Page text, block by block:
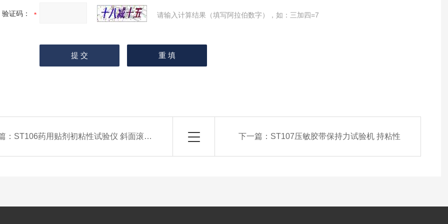
验证码： 请输入计算结果（填写阿拉伯数字），如：三加四=7
： ST106药用贴剂初粘性试验仪 斜面滚球法 下一篇： ST107压敏胶带保持力试验机 持粘性